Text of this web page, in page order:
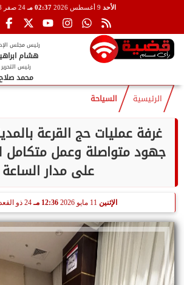
الأحد 02:37 مـ 24 صفر 1448
رئيس مجلس
هشام
رئيس التحرير
محمد
الرئيسية السياحة
غرفة عمليات حج القرعة
جهود متواصلة وعمل متكامل
على مدار الساعة
الإثنين 12:36 مـ 24 ذو القعدة 1447